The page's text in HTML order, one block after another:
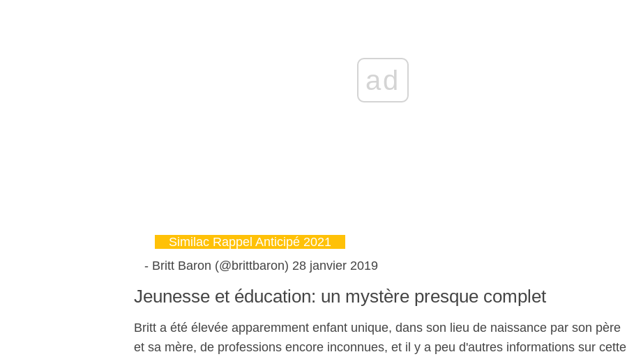
ad
Similac Rappel Anticipé 2021
- Britt Baron (@brittbaron) 28 janvier 2019
Jeunesse et éducation: un mystère presque complet
Britt a été élevée apparemment enfant unique, dans son lieu de naissance par son père
et sa mère, de professions encore inconnues, et il y a peu d'autres informations sur cette